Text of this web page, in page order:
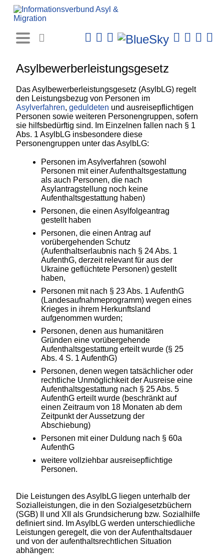
Asylbewerberleistungsgesetz
Das Asylbewerberleistungsgesetz (AsylbLG) regelt
den Leistungsbezug von Personen im
Asylverfahren,geduldeten und ausreisepflichtigen
Personen sowie weiteren Personengruppen, sofern
sie hilfsbedürftig sind. Im Einzelnen fallen nach § 1
Abs. 1 AsylbLG insbesondere diese
Personengruppen unter das AsylbLG:
Personen im Asylverfahren (sowohl
Personen mit einer Aufenthaltsgestattung
als auch Personen, die nach
Asylantragstellung noch keine
Aufenthaltsgestattung haben)
Personen, die einen Asylfolgeantrag
gestellt haben
Personen, die einen Antrag auf
vorübergehenden Schutz
(Aufenthaltserlaubnis nach § 24 Abs. 1
AufenthG, derzeit relevant für aus der
Ukraine geflüchtete Personen) gestellt
haben,
Personen mit nach § 23 Abs. 1 AufenthG
(Landesaufnahmeprogramm) wegen eines
Krieges in ihrem Herkunftsland
aufgenommen wurden;
Personen, denen aus humanitären
Gründen eine vorübergehende
Aufenthaltsgestattung erteilt wurde (§ 25
Abs. 4 S. 1 AufenthG)
Personen, denen wegen tatsächlicher oder
rechtliche Unmöglichkeit der Ausreise eine
Aufenthaltsgestattung nach § 25 Abs. 5
AufenthG erteilt wurde (beschränkt auf
einen Zeitraum von 18 Monaten ab dem
Zeitpunkt der Aussetzung der
Abschiebung)
Personen mit einer Duldung nach § 60a
AufenthG
weitere vollziehbar ausreisepflichtige
Personen.
Die Leistungen des AsylbLG liegen unterhalb der
Sozialleistungen, die in den Sozialgesetzbüchern
(SGB) II und XII als Grundsicherung bzw. Sozialhilfe
definiert sind. Im AsylbLG werden unterschiedliche
Leistungen geregelt, die von der Aufenthaltsdauer
und von der aufenthaltsrechtlichen Situation
abhängen: